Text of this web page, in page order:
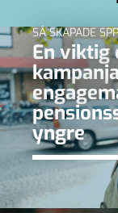
SÅ SKAPADE
En
yngre